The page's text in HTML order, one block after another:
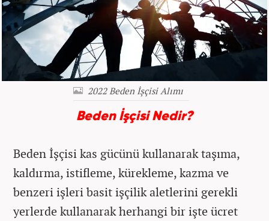
2022 Beden İşçisi Alımı
Beden İşçisi Nedir?
Beden İşçisi kas gücünü kullanarak taşıma,
kaldırma, istifleme, kürekleme, kazma ve
benzeri işleri basit işçilik aletlerini gerekli
yerlerde kullanarak herhangi bir işte ücret